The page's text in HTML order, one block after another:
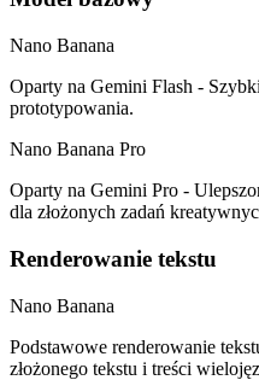
Nano Banana
Oparty na Gemini Flash -
prototypowania.
Nano Banana Pro
Oparty na Gemini Pro -
dla złożonych zadań
Renderowanie tekstu
Nano Banana
Podstawowe renderowanie
złożonego tekstu i treści